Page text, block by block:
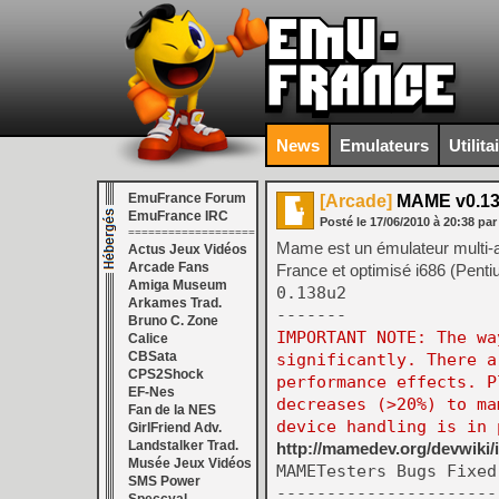
News Emulateurs
EmuFrance Forum
EmuFrance IRC
===================
Actus Jeux Vidéos
Arcade Fans
Amiga Museum
Arkames Trad.
Bruno C. Zone
Calice
CBSata
CPS2Shock
EF-Nes
Fan de la NES
GirlFriend Adv.
Landstalker Trad.
Musée Jeux Vidéos
SMS Power
[Arcade] MAME
Posté le 17/06/2010 à 20:38 par
Mame est un émulateur
France et optimisé i686
0.138u2
-------
IMPORTANT NOTE:
significantly. There
performance effects.
decreases (>20%) to
device handling is in
http://mamedev.org/
MAMETesters Bugs Fixed
----------------------